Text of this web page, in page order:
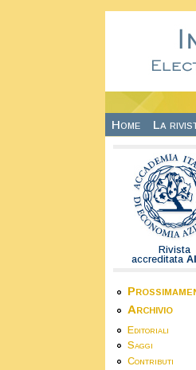
Home La
Rivista
accreditata
Archivio
Editoriali
Saggi
Contributi